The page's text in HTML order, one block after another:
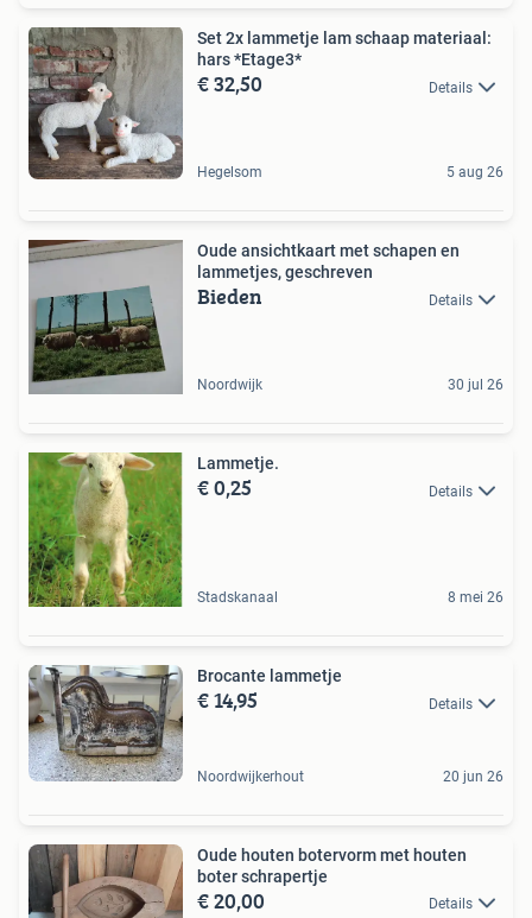
Set 2x lammetje lam schaap materiaal:
hars *Etage3*
€ 32,50 Details
Hegelsom 5 aug 26
Oude ansichtkaart met schapen en
lammetjes, geschreven
Bieden Details
Noordwijk 30 jul 26
Lammetje.
€ 0,25 Details
Stadskanaal 8 mei 26
Brocante lammetje
€ 14,95 Details
Noordwijkerhout 20 jun 26
Oude houten botervorm met houten
boter schrapertje
€ 20,00 Details